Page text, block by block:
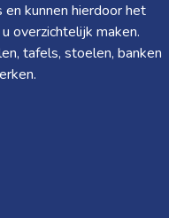
kunnen hierdoor het
overzichtelijk maken.
tafels, stoelen, banken